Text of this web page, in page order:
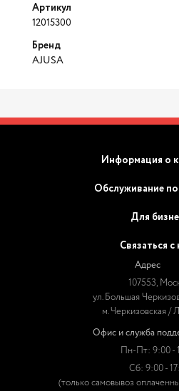
Артикул
12015300
Бренд
AJUSA
Информация о
Обслуживание
Для
Связаться с
Адрес
107553,
ул. Большая
м. Черкизовская /
Офис и служба
Пн-Пт: 9:00 -
Сб: 9:00 -
(только самовывоз